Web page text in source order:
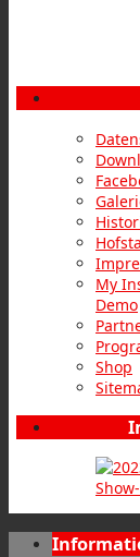
My
Demo
Shop